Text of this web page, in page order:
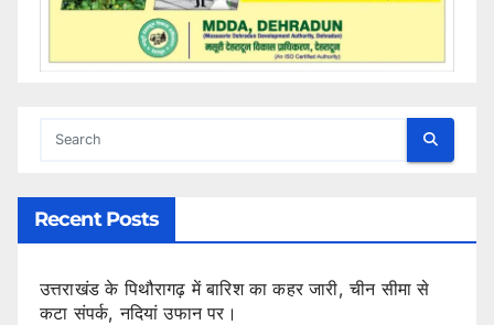
Recent Posts
उत्तराखंड के पिथौरागढ़ में बारिश का कहर जारी, चीन सीमा से
कटा संपर्क, नदियां उफान पर।